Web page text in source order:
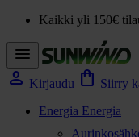
Kaikki yli 150€
menu
person Kirjaudu shopping_bag Siirry
Energia Energia